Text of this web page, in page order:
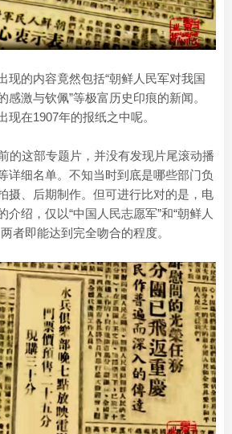
现的内容竟然包括“朝鲜人民军对我国
感激与钦佩”等极富历史印痕的新闻。
现在1907年的报纸之中呢。
的这部专题片，并没有发现片尾滚动播
详细名单。不知当时到底是哪些部门负
摄、后期制作。但可进行比对的是，电
介绍，仅以“中国人民志愿军”和“朝鲜人
者即能达到完全吻合的程度。